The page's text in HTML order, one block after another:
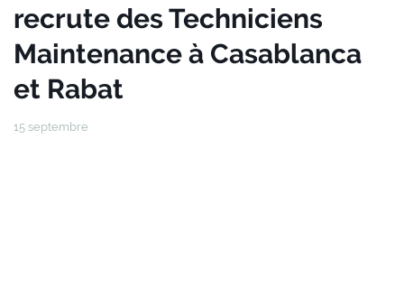
recrute des Techniciens
Maintenance à Casablanca
et Rabat
15 septembre